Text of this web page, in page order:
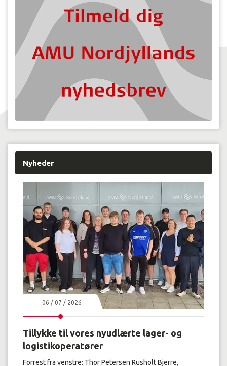
Nyheder
06 / 07 / 2026
Tillykke til vores nyudlærte lager- og
logistikoperatører
Forrest fra venstre: Thor Petersen Rusholt Bjerre,